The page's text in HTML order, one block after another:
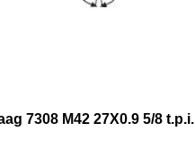
7308 M42 27X0.9 5/8 t.p.i.